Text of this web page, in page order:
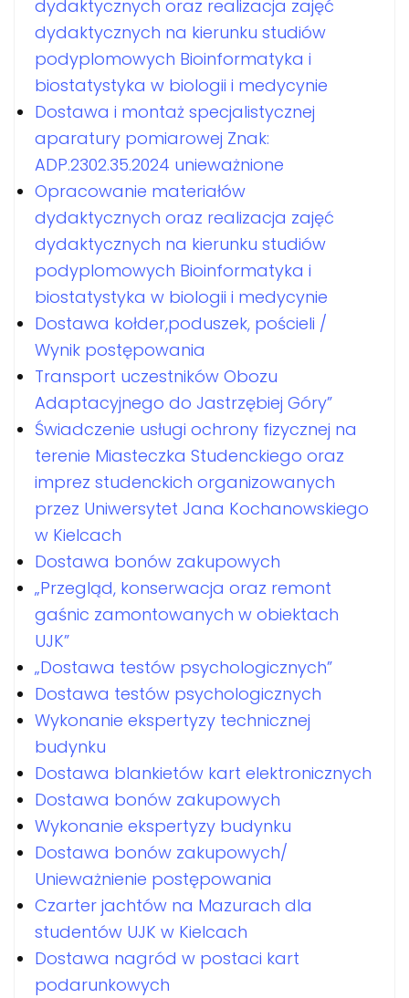
dydaktycznych oraz realizacja zajęć
dydaktycznych na kierunku studiów
podyplomowych Bioinformatyka i
biostatystyka w biologii i medycynie
Dostawa i montaż specjalistycznej
aparatury pomiarowej Znak:
ADP.2302.35.2024 unieważnione
Opracowanie materiałów
dydaktycznych oraz realizacja zajęć
dydaktycznych na kierunku studiów
podyplomowych Bioinformatyka i
biostatystyka w biologii i medycynie
Dostawa kołder,poduszek, pościeli /
Wynik postępowania
Transport uczestników Obozu
Adaptacyjnego do Jastrzębiej Góry”
Świadczenie usługi ochrony fizycznej na
terenie Miasteczka Studenckiego oraz
imprez studenckich organizowanych
przez Uniwersytet Jana Kochanowskiego
w Kielcach
Dostawa bonów zakupowych
„Przegląd, konserwacja oraz remont
gaśnic zamontowanych w obiektach
UJK”
„Dostawa testów psychologicznych”
Dostawa testów psychologicznych
Wykonanie ekspertyzy technicznej
budynku
Dostawa blankietów kart elektronicznych
Dostawa bonów zakupowych
Wykonanie ekspertyzy budynku
Dostawa bonów zakupowych/
Unieważnienie postępowania
Czarter jachtów na Mazurach dla
studentów UJK w Kielcach
Dostawa nagród w postaci kart
podarunkowych